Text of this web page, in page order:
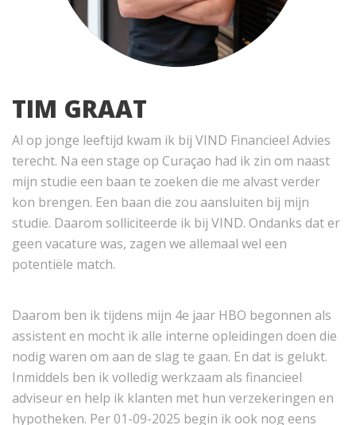
TIM GRAAT
Al op jonge leeftijd kwam ik bij VIND Financieel Advies
terecht. Na een stage op Curaçao had ik zin om naast
mijn studie een baan te zoeken die me alvast verder
kon brengen. Een baan die zou aansluiten bij mijn
studie. Daarom solliciteerde ik bij VIND. Ondanks dat er
geen vacature was, zagen we allemaal wel een
potentiële match.
Daarom ben ik tijdens mijn 4e jaar HBO begonnen als
assistent en mocht ik alle interne opleidingen doen die
nodig waren om aan de slag te gaan. En dat is gelukt.
Inmiddels ben ik volledig werkzaam als financieel
adviseur en help ik klanten met hun verzekeringen en
hypotheken. Per 01-09-2025 begin ik ook nog eens